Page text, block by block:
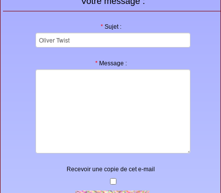
*Sujet :
*Message :
Recevoir une copie de cet e-mail